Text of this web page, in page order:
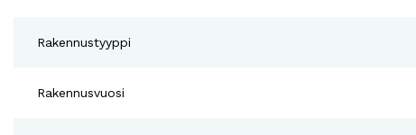
Rakennustyyppi
Rakennusvuosi